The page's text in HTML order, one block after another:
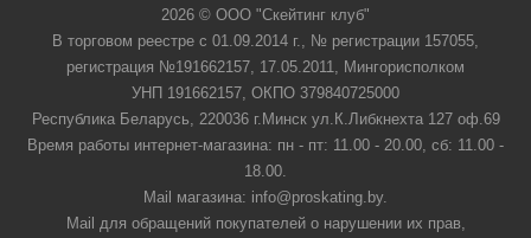
2026 © ООО "Скейтинг клуб"
В торговом реестре с 01.09.2014 г., № регистрации 157055,
регистрация №191662157, 17.05.2011, Мингорисполком
УНП 191662157, ОКПО 379840725000
Республика Беларусь, 220036 г.Минск ул.К.Либкнехта 127 оф.69
Время работы интернет-магазина: пн - пт: 11.00 - 20.00, сб: 11.00 -
18.00.
Mail магазина: info@proskating.by.
Mail для обращений покупателей о нарушении их прав,